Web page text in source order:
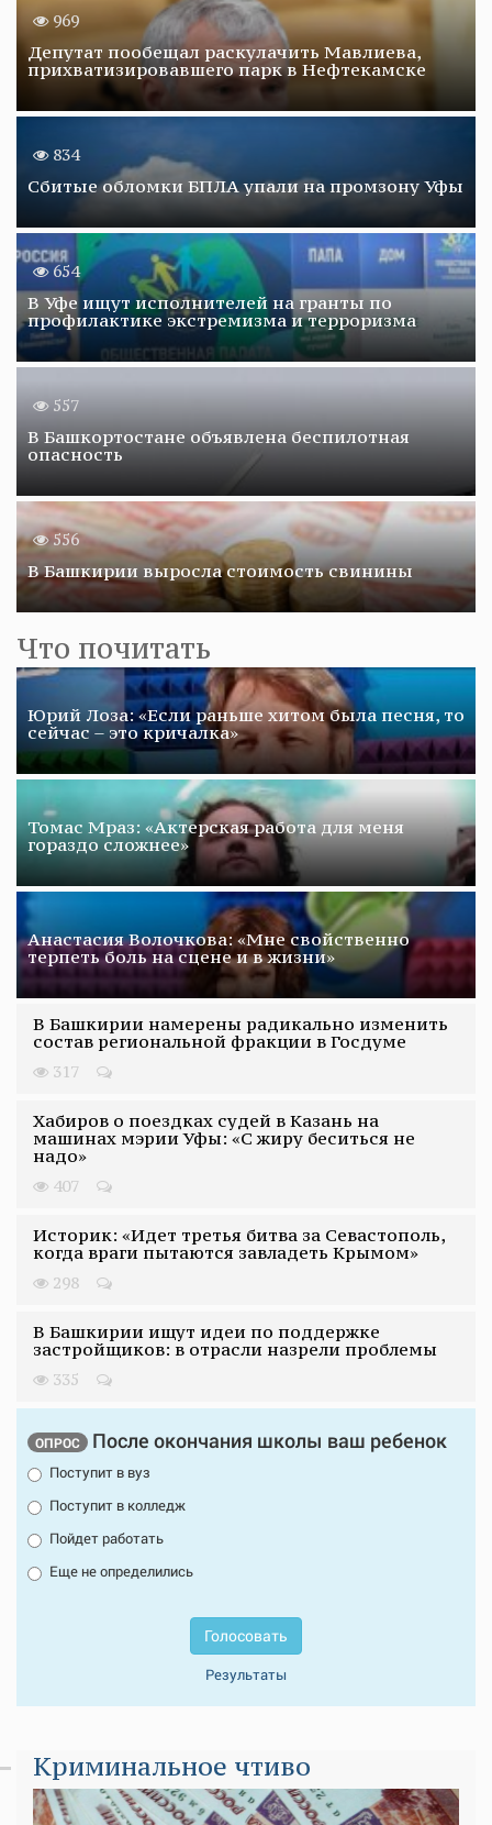
969
Депутат пообещал раскулачить Мавлиева,
прихватизировавшего парк в Нефтекамске
834
Сбитые обломки БПЛА упали на промзону Уфы
654
В Уфе ищут исполнителей на гранты по
профилактике экстремизма и терроризма
557
В Башкортостане объявлена беспилотная
опасность
556
В Башкирии выросла стоимость свинины
Что почитать
Юрий Лоза: «Если раньше хитом была песня, то
сейчас – это кричалка»
Томас Мраз: «Актерская работа для меня
гораздо сложнее»
Анастасия Волочкова: «Мне свойственно
терпеть боль на сцене и в жизни»
В Башкирии намерены радикально изменить
состав региональной фракции в Госдуме
317
Хабиров о поездках судей в Казань на
машинах мэрии Уфы: «С жиру беситься не
надо»
407
Историк: «Идет третья битва за Севастополь,
когда враги пытаются завладеть Крымом»
298
В Башкирии ищут идеи по поддержке
застройщиков: в отрасли назрели проблемы
335
ОПРОС После окончания школы ваш ребенок
Поступит в вуз
Поступит в колледж
Пойдет работать
Еще не определились
Голосовать
Результаты
Криминальное чтиво